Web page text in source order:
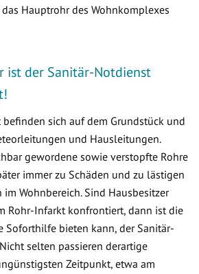
Hauptrohr des Wohnkomplexes
ist der Sanitär-Notdienst
sich auf dem Grundstück und
und Hausleitungen.
gewordene sowie verstopfte Rohre
immer zu Schäden und zu lästigen
Wohnbereich. Sind Hausbesitzer
Rohr-Infarkt konfrontiert, dann ist die
Soforthilfe bieten kann, der Sanitär-
selten passieren derartige
Zeitpunkt, etwa am